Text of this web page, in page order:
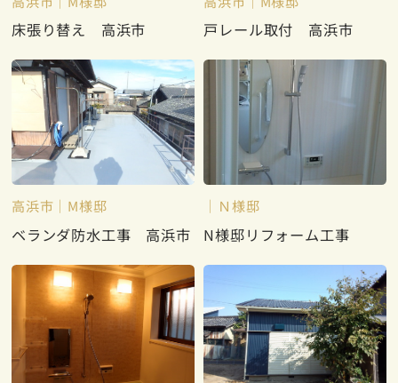
床張り替え 高浜市 戸レール取付 高浜市
高浜市 M様邸
ベランダ防水工事 高浜市
Ｎ様邸
N様邸リフォーム工事